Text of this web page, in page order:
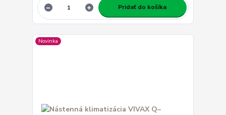
Pridať do košíka
Novinka